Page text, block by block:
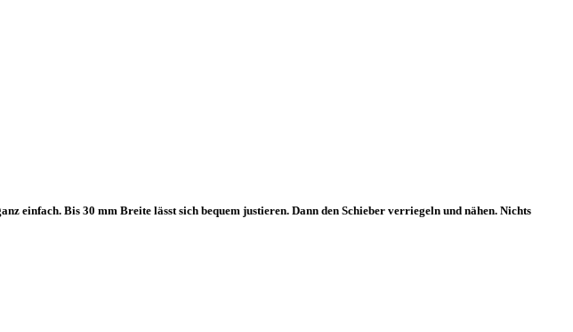
einfach. Bis 30 mm Breite lässt sich bequem justieren. Dann den Schieber verriegeln und nähen. Nichts